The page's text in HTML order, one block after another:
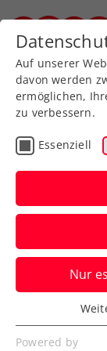
Zurück
Allgemeine
Neue
Der
Auf unserer
davon werden
ermöglichen,
zu verbessern.
Essenziell
Nur
Essenziell
Essenzielle
Powered by